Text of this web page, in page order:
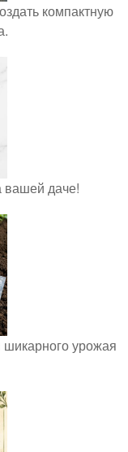
компактную
вашей даче!
шикарного урожая